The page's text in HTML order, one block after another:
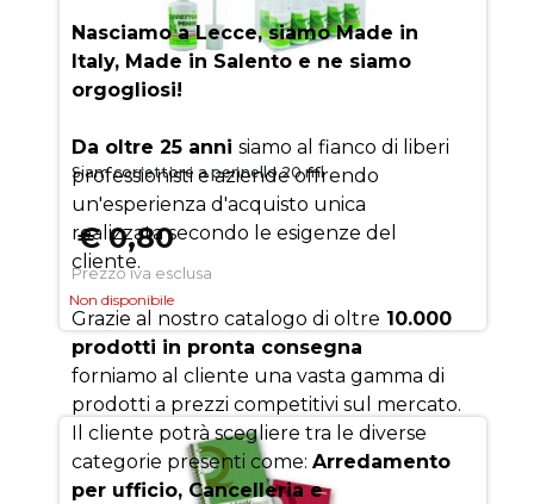
Siam correttore a pennello 20 ml
€ 0,80
Prezzo iva esclusa
Non disponibile
Nasciamo a Lecce, siamo Made in
Italy, Made in Salento e ne siamo
orgogliosi!
Da oltre 25 anni siamo al fianco di liberi
professionisti e aziende offrendo
un'esperienza d'acquisto unica
realizzata secondo le esigenze del
cliente.
Grazie al nostro catalogo di oltre 10.000
prodotti in pronta consegna
forniamo al cliente una vasta gamma di
prodotti a prezzi competitivi sul mercato.
Il cliente potrà scegliere tra le diverse
categorie presenti come: Arredamento
per ufficio, Cancelleria e